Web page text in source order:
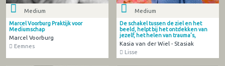
Medium
Marcel Voorburg Praktijk voor
Mediumschap
Marcel Voorburg
Eemnes
Medium
De schakel tussen de ziel en het
beeld, helpt bij het ontdekken van
jezelf, het helen van trauma’s,
Kasia van der Wiel - Stasiak
Lisse